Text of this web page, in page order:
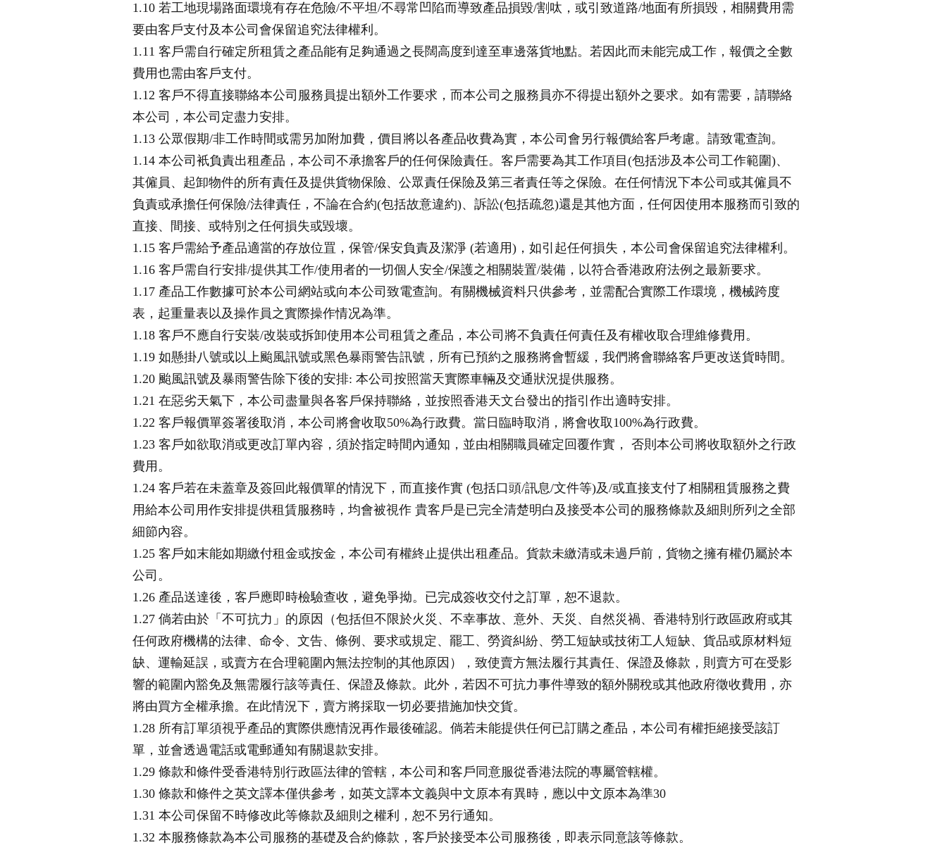
1.10 若工地現場路面環境有存在危險/不平坦/不尋常凹陷而導致產品損毀/割呔，或引致道路/地面有所損毀，相關費用需
要由客戶支付及本公司會保留追究法律權利。
1.11 客戶需自行確定所租賃之產品能有足夠通過之長闊高度到達至車邊落貨地點。若因此而未能完成工作，報價之全數
費用也需由客戶支付。
1.12 客戶不得直接聯絡本公司服務員提出額外工作要求，而本公司之服務員亦不得提出額外之要求。如有需要，請聯絡
本公司，本公司定盡力安排。
1.13 公眾假期/非工作時間或需另加附加費，價目將以各產品收費為實，本公司會另行報價給客戶考慮。請致電查詢。
1.14 本公司衹負責出租產品，本公司不承擔客戶的任何保險責任。客戶需要為其工作項目(包括涉及本公司工作範圍)、
其僱員、起卸物件的所有責任及提供貨物保險、公眾責任保險及第三者責任等之保險。在任何情況下本公司或其僱員不
負責或承擔任何保險/法律責任，不論在合約(包括故意違約)、訴訟(包括疏忽)還是其他方面，任何因使用本服務而引致的
直接、間接、或特別之任何損失或毀壞。
1.15 客戶需給予產品適當的存放位罝，保管/保安負責及潔淨 (若適用)，如引起任何損失，本公司會保留追究法律權利。
1.16 客戶需自行安排/提供其工作/使用者的一切個人安全/保護之相關裝置/裝備，以符合香港政府法例之最新要求。
1.17 產品工作數據可於本公司網站或向本公司致電查詢。有關機械資料只供參考，並需配合實際工作環境，機械跨度
表，起重量表以及操作員之實際操作情况為準。
1.18 客戶不應自行安裝/改裝或拆卸使用本公司租賃之產品，本公司將不負責任何責任及有權收取合理維修費用。
1.19 如懸掛八號或以上颱風訊號或黑色暴雨警告訊號，所有已預約之服務將會暫緩，我們將會聯絡客戶更改送貨時間。
1.20 颱風訊號及暴雨警告除下後的安排: 本公司按照當天實際車輛及交通狀況提供服務。
1.21 在惡劣天氣下，本公司盡量與各客戶保持聯絡，並按照香港天文台發出的指引作出適時安排。
1.22 客戶報價單簽署後取消，本公司將會收取50%為行政費。當日臨時取消，將會收取100%為行政費。
1.23 客戶如欲取消或更改訂單內容，須於指定時間內通知，並由相關職員確定回覆作實， 否則本公司將收取額外之行政
費用。
1.24 客戶若在未蓋章及簽回此報價單的情況下，而直接作實 (包括口頭/訊息/文件等)及/或直接支付了相關租賃服務之費
用給本公司用作安排提供租賃服務時，均會被視作 貴客戶是已完全清楚明白及接受本公司的服務條款及細則所列之全部
細節內容。
1.25 客戶如末能如期繳付租金或按金，本公司有權終止提供出租產品。貨款未繳清或未過戶前，貨物之擁有權仍屬於本
公司。
1.26 產品送達後，客戶應即時檢驗查收，避免爭拗。已完成簽收交付之訂單，恕不退款。
1.27 倘若由於「不可抗力」的原因（包括但不限於火災、不幸事故、意外、天災、自然災禍、香港特別行政區政府或其
任何政府機構的法律、命令、文告、條例、要求或規定、罷工、勞資糾紛、勞工短缺或技術工人短缺、貨品或原材料短
缺、運輸延誤，或賣方在合理範圍內無法控制的其他原因），致使賣方無法履行其責任、保證及條款，則賣方可在受影
響的範圍內豁免及無需履行該等責任、保證及條款。此外，若因不可抗力事件導致的額外關稅或其他政府徵收費用，亦
將由買方全權承擔。在此情況下，賣方將採取一切必要措施加快交貨。
1.28 所有訂單須視乎產品的實際供應情況再作最後確認。倘若未能提供任何已訂購之產品，本公司有權拒絕接受該訂
單，並會透過電話或電郵通知有關退款安排。
1.29 條款和條件受香港特別行政區法律的管轄，本公司和客戶同意服從香港法院的專屬管轄權。
1.30 條款和條件之英文譯本僅供參考，如英文譯本文義與中文原本有異時，應以中文原本為準30
1.31 本公司保留不時修改此等條款及細則之權利，恕不另行通知。
1.32 本服務條款為本公司服務的基礎及合約條款，客戶於接受本公司服務後，即表示同意該等條款。